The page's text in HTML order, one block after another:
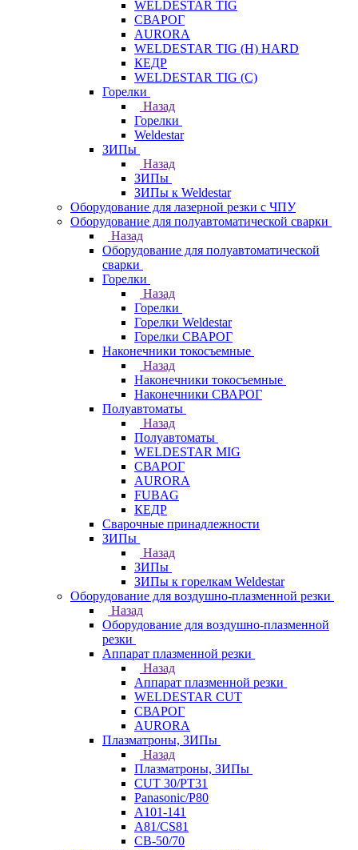
WELDESTAR TIG
СВАРОГ
AURORA
WELDESTAR TIG (H) HARD
КЕДР
WELDESTAR TIG (С)
Горелки
Назад
Горелки
Weldestar
ЗИПы
Назад
ЗИПы
ЗИПы к Weldestar
Оборудование для лазерной резки с ЧПУ
Оборудование для полуавтоматической сварки
Назад
Оборудование для полуавтоматической
сварки
Горелки
Назад
Горелки
Горелки Weldestar
Горелки СВАРОГ
Наконечники токосъемные
Назад
Наконечники токосъемные
Наконечники СВАРОГ
Полуавтоматы
Назад
Полуавтоматы
WELDESTAR MIG
СВАРОГ
AURORA
FUBAG
КЕДР
Сварочные принадлежности
ЗИПы
Назад
ЗИПы
ЗИПы к горелкам Weldestar
Оборудование для воздушно-плазменной резки
Назад
Оборудование для воздушно-плазменной
резки
Аппарат плазменной резки
Назад
Аппарат плазменной резки
WELDESTAR CUT
СВАРОГ
AURORA
Плазматроны, ЗИПы
Назад
Плазматроны, ЗИПы
CUT 30/PT31
Panasonic/P80
А101-141
А81/CS81
СВ-50/70